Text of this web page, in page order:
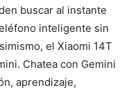
buscar al instante
inteligente sin
el Xiaomi 14T
Chatea con Gemini
aprendizaje,